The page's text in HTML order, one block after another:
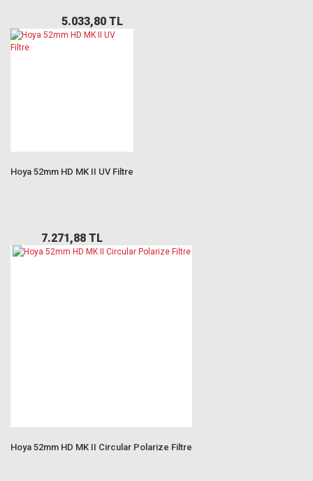
5.033,80 TL
Hoya 52mm HD MK II UV Filtre
7.271,88 TL
Hoya 52mm HD MK II Circular Polarize Filtre